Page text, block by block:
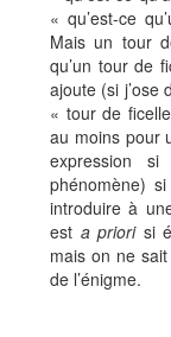
« qu’est-ce
Mais un tour
qu’un tour de
ajoute (si j’ose
« tour de
au moins pour
expression
phénomène)
introduire à
est a priorisi
mais on ne sait
de l’énigme.